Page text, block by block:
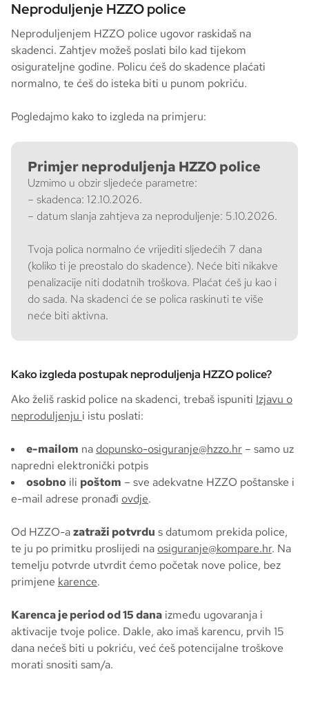
Neproduljenje HZZO police
Neproduljenjem HZZO police ugovor raskidaš na
skadenci. Zahtjev možeš poslati bilo kad tijekom
osigurateljne godine. Policu ćeš do skadence plaćati
normalno, te ćeš do isteka biti u punom pokriću.
Pogledajmo kako to izgleda na primjeru:
Primjer neproduljenja HZZO police
Uzmimo u obzir sljedeće parametre:
– skadenca: 12.10.2026.
– datum slanja zahtjeva za neproduljenje: 5.10.2026.
Tvoja polica normalno će vrijediti sljedećih 7 dana
(koliko ti je preostalo do skadence). Neće biti nikakve
penalizacije niti dodatnih troškova. Plaćat ćeš ju kao i
do sada. Na skadenci će se polica raskinuti te više
neće biti aktivna.
Kako izgleda postupak neproduljenja HZZO police?
Ako želiš raskid police na skadenci, trebaš ispuniti Izjavu o
neproduljenju i istu poslati:
e-mailom na dopunsko-osiguranje@hzzo.hr – samo uz
napredni elektronički potpis
osobno ili poštom – sve adekvatne HZZO poštanske i
e-mail adrese pronađi ovdje.
Od HZZO-azatraži potvrdu s datumom prekida police,
te ju po primitku proslijedi na osiguranje@kompare.hr. Na
temelju potvrde utvrdit ćemo početak nove police, bez
primjene karence.
Karenca je period od 15 dana između ugovaranja i
aktivacije tvoje police. Dakle, ako imaš karencu, prvih 15
dana nećeš biti u pokriću, već ćeš potencijalne troškove
morati snositi sam/a.